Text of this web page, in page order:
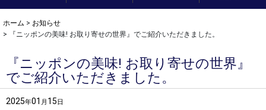
ホーム > お知らせ
>
『ニッポンの美味! お取り寄せの世界』でご紹介いただきました。
『ニッポンの美味! お取り寄せの世界』
でご紹介いただきました。
2025年01 月 15 日